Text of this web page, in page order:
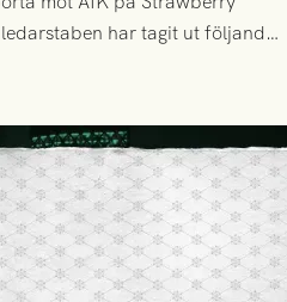
har tagit ut följande